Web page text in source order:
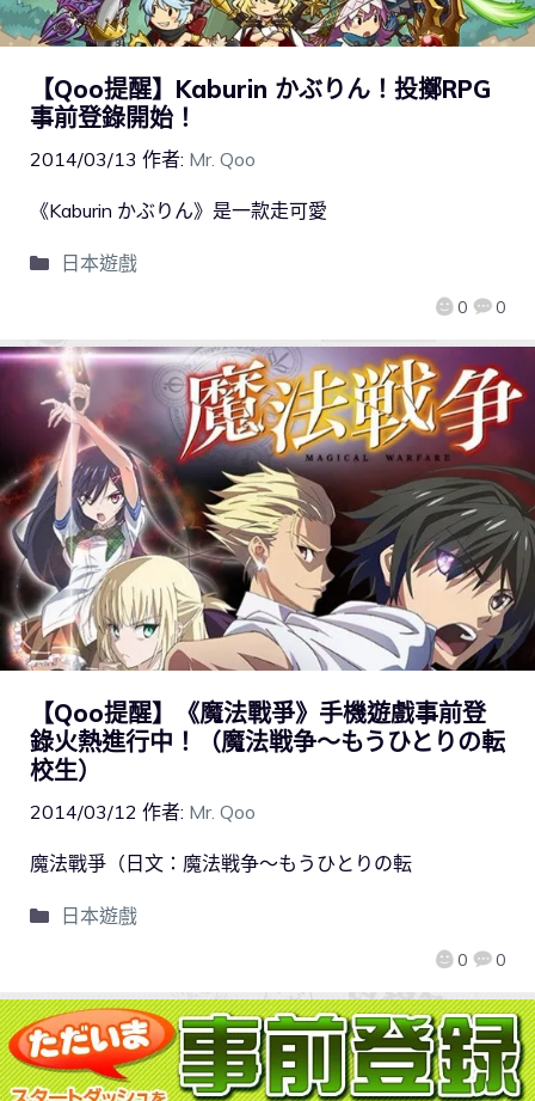
【Qoo提醒】Kaburin かぶりん！投擲RPG
事前登錄開始！
2014/03/13 作者: Mr. Qoo
0 0
《Kaburin かぶりん》是一款走可愛
日本遊戲
【Qoo提醒】《魔法戰爭》手機遊戲事前登
錄火熱進行中！（魔法戦争～もうひとりの転
校生）
2014/03/12 作者: Mr. Qoo
0 0
魔法戰爭（日文：魔法戦争～もうひとりの転
日本遊戲